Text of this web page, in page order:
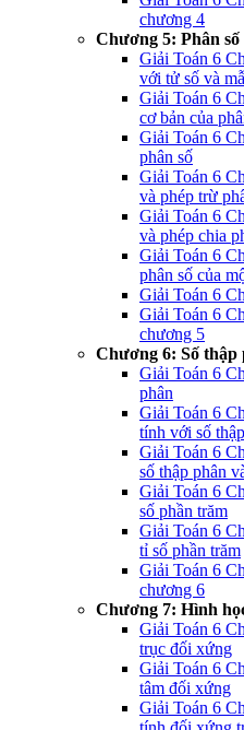
chương 4
Chương 5: Phân số
Giải Toán 6
với tử số và
Giải Toán 6
cơ bản của
Giải Toán 6
phân số
Giải Toán 6
và phép trừ
Giải Toán 6
và phép chia
Giải Toán 6
phân số của
Giải Toán 6
Giải Toán 6
chương 5
Chương 6: Số thập
Giải Toán 6
phân
Giải Toán 6
tính với số thập
Giải Toán 6
số thập phân
Giải Toán 6
số phần trăm
Giải Toán 6
tỉ số phần trăm
Giải Toán 6
chương 6
Chương 7: Hình
Giải Toán 6
trục đối xứng
Giải Toán 6
tâm đối xứng
Giải Toán 6